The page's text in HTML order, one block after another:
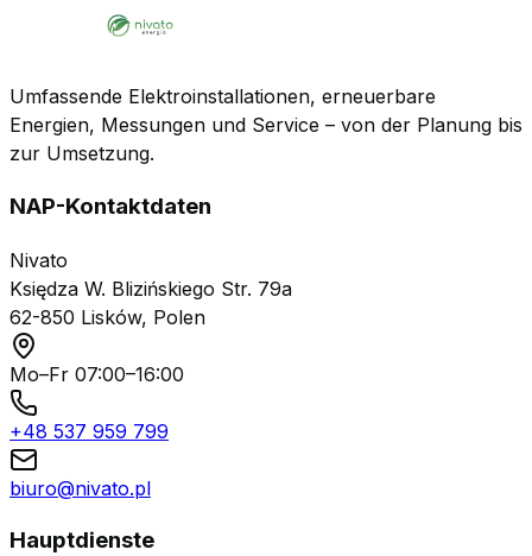
Umfassende Elektroinstallationen, erneuerbare
Energien, Messungen und Service – von der Planung bis
zur Umsetzung.
NAP-Kontaktdaten
Nivato
Księdza W. Blizińskiego Str. 79a
62-850 Lisków, Polen
Mo–Fr 07:00–16:00
+48 537 959 799
biuro@nivato.pl
Hauptdienste